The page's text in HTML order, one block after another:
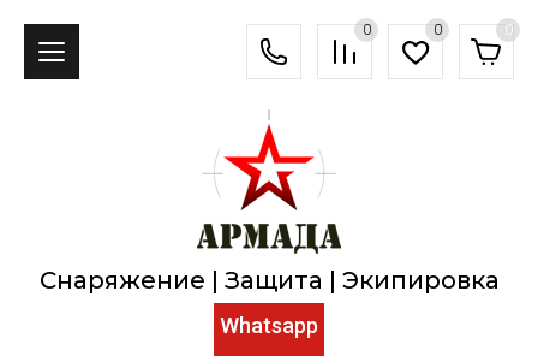
0 0 0
Снаряжение | Защита | Экипировка
Whatsapp